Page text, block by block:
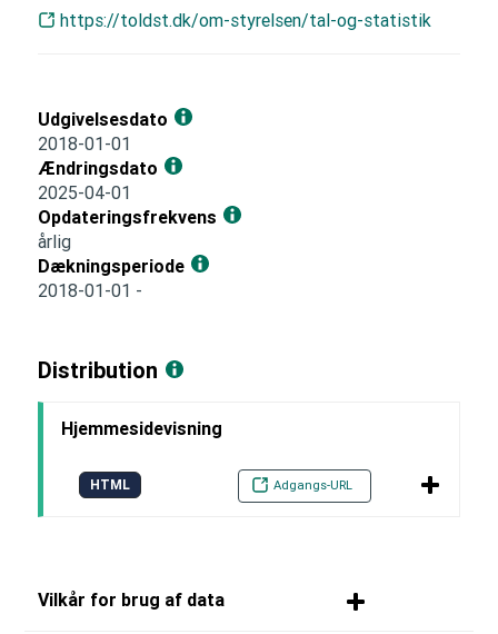
https://toldst.dk/om-styrelsen/tal-og-statistik
Udgivelsesdato
2018-01-01
Ændringsdato
2025-04-01
Opdateringsfrekvens
årlig
Dækningsperiode
2018-01-01 -
Distribution
Hjemmesidevisning
HTML Adgangs-URL
Vilkår for brug af data